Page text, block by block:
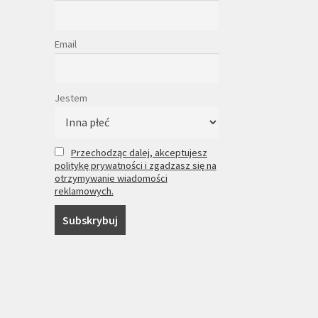
Email
Jestem
Przechodząc dalej, akceptujesz
politykę prywatności i zgadzasz się na
otrzymywanie wiadomości
reklamowych.